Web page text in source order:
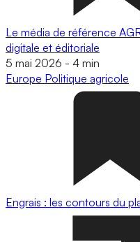
Le média de référence
digitale et éditoriale
5 mai 2026 - 4 min
Europe Politique agricole
Engrais : les contours du